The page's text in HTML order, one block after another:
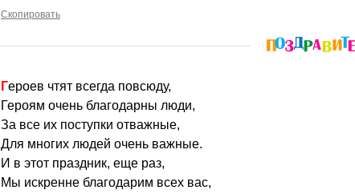
Скопировать
Героев чтят всегда повсюду,
Героям очень благодарны люди,
За все их поступки отважные,
Для многих людей очень важные.
И в этот праздник, еще раз,
Мы искренне благодарим всех вас,